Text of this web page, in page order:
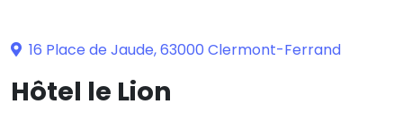
16 Place de Jaude, 63000 Clermont-Ferrand
Hôtel le Lion